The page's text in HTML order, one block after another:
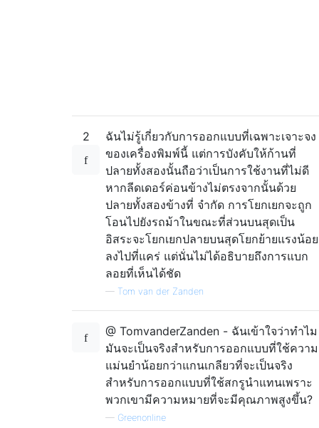
2
ฉันไม่รู้เกี่ยวกับการออกแบบที่เฉพาะเจาะจง
ของเครื่องพิมพ์นี้ แต่การบังคับให้ก้านที่
ปลายทั้งสองนั้นถือว่าเป็นการใช้งานที่ไม่ดี
หากลีดเดอร์ค่อนข้างไม่ตรงจากนั้นด้วย
ปลายทั้งสองข้างที่ จำกัด การโยกเยกจะถูก
โอนไปยังรถม้าในขณะที่ส่วนบนสุดเป็น
อิสระจะโยกเยกปลายบนสุดโยกย้ายแรงน้อย
ลงไปที่แคร่ แต่นั่นไม่ได้อธิบายถึงการแบก
ลอยที่เห็นได้ชัด
— Tom van der Zanden
@ TomvanderZanden - ฉันเข้าใจว่าทำไม
มันจะเป็นจริงสำหรับการออกแบบที่ใช้ความ
แม่นยำน้อยกว่าแกนเกลียวที่จะเป็นจริง
สำหรับการออกแบบที่ใช้สกรูนำแทนเพราะ
พวกเขามีความหมายที่จะมีคุณภาพสูงขึ้น?
— Greenonline